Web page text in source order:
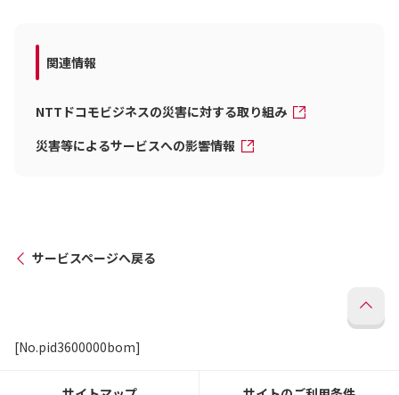
関連情報
NTTドコモビジネスの災害に対する取り組み
災害等によるサービスへの影響情報
サービスページへ戻る
[No.pid3600000bom]